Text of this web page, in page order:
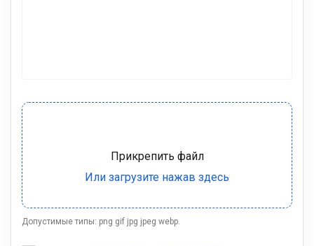
Допустимые типы: png gif jpg jpeg webp.